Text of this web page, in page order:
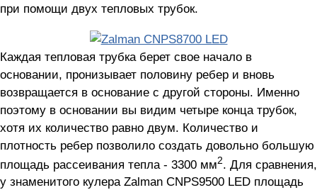
при помощи двух тепловых трубок.
Каждая тепловая трубка берет свое начало в
основании, пронизывает половину ребер и вновь
возвращается в основание с другой стороны. Именно
поэтому в основании вы видим четыре конца трубок,
хотя их количество равно двум. Количество и
плотность ребер позволило создать довольно большую
площадь рассеивания тепла - 3300 мм2. Для сравнения,
у знаменитого кулера Zalman CNPS9500 LED площадь